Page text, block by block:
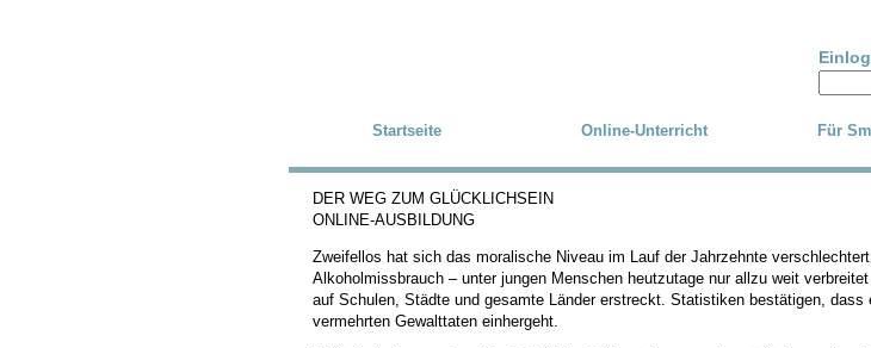
Startseite Online-Unterricht Für
DER WEG ZUM GLÜCKLICHSEIN
ONLINE-AUSBILDUNG
Zweifellos hat sich das moralische Niveau im Lauf der Jahrzehnte
Alkoholmissbrauch – unter jungen Menschen heutzutage nur allzu weit
auf Schulen, Städte und gesamte Länder erstreckt. Statistiken bestätigen,
vermehrten Gewalttaten einhergeht.